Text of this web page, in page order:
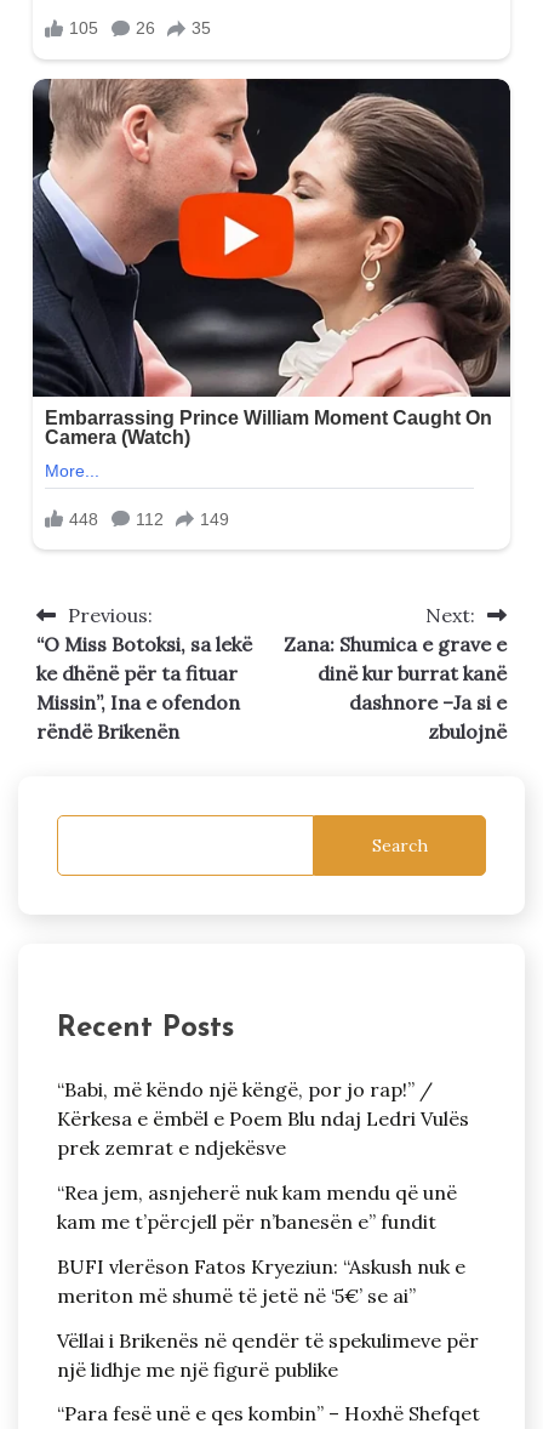
Post
navigation
Previous:
“O Miss Botoksi, sa lekë
ke dhënë për ta fituar
Missin”, Ina e ofendon
rëndë Brikenën
Next:
Zana: Shumica e grave e
dinë kur burrat kanë
dashnore –Ja si e
zbulojnë
Search
Recent Posts
“Babi, më këndo një këngë, por jo rap!” /
Kërkesa e ëmbël e Poem Blu ndaj Ledri Vulës
prek zemrat e ndjekësve
“Rea jem, asnjeherë nuk kam mendu që unë
kam me t’përcjell për n’banesën e” fundit
BUFI vlerëson Fatos Kryeziun: “Askush nuk e
meriton më shumë të jetë në ‘5€’ se ai”
Vëllai i Brikenës në qendër të spekulimeve për
një lidhje me një figurë publike
“Para fesë unë e qes kombin” – Hoxhë Shefqet